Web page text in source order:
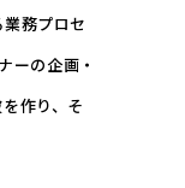
務プロセ
の企画・
作り、そ